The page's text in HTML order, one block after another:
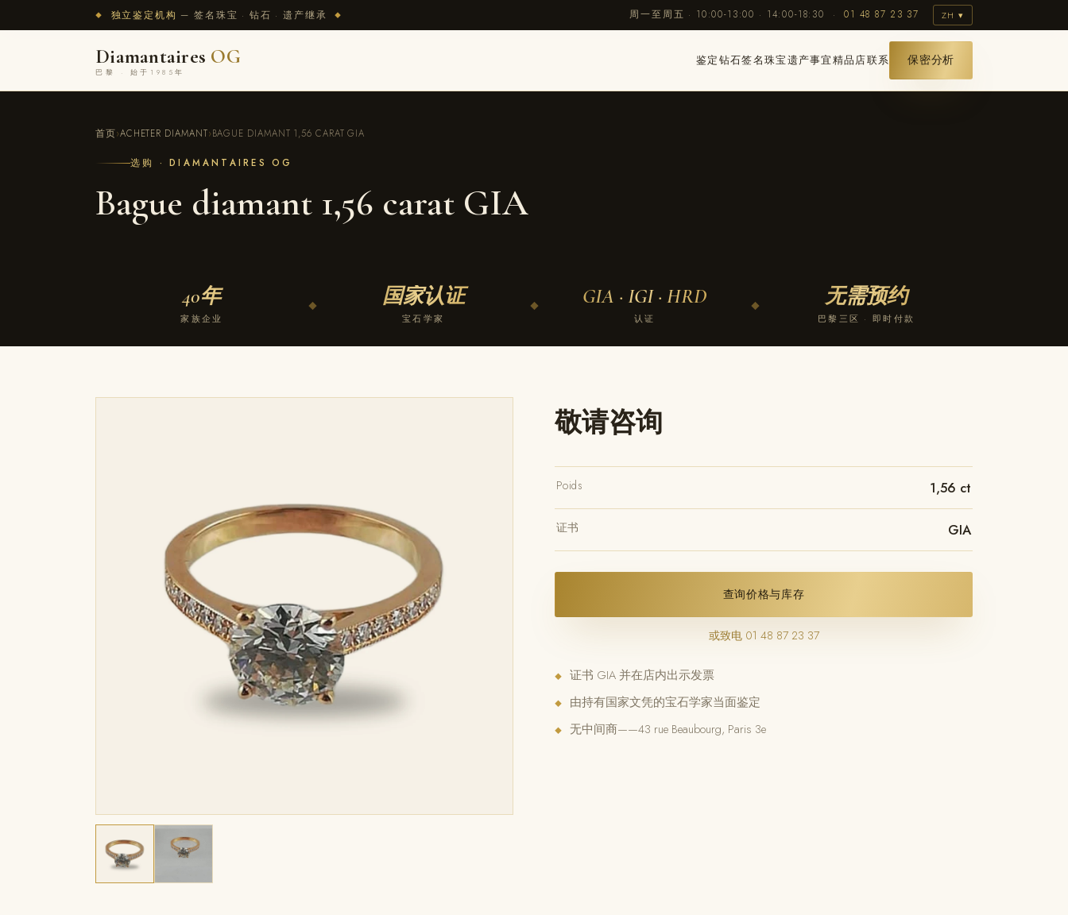
◆ 独立鉴定机构 — 签名珠宝 · 钻石 · 遗产继承◆ 周一至周五 · 10:00-13:00 · 14:00-18:30 ·01 48 87 23 37 ZH ▾
Diamantaires OG
巴黎 · 始于1985年
鉴定钻石签名珠宝遗产事宜精品店联系 保密分析
首页›ACHETER DIAMANT›BAGUE DIAMANT 1,56 CARAT GIA
选购 · DIAMANTAIRES OG
Bague diamant 1,56 carat GIA
40年
家族企业
◆ 国家认证
宝石学家
◆ GIA · IGI · HRD
认证
◆ 无需预约
巴黎三区 · 即时付款
敬请咨询
Poids 1,56 ct
证书 GIA
查询价格与库存
或致电 01 48 87 23 37
◆ 证书 GIA 并在店内出示发票
◆ 由持有国家文凭的宝石学家当面鉴定
◆ 无中间商——43 rue Beaubourg, Paris 3e